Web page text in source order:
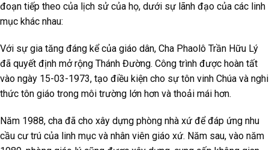
đoạn tiếp theo của lịch sử của họ, dưới sự lãnh đạo của các linh
mục khác nhau:
Với sự gia tăng đáng kể của giáo dân, Cha Phaolô Trần Hữu Lý
đã quyết định mở rộng Thánh Đường. Công trình được hoàn tất
vào ngày 15-03-1973, tạo điều kiện cho sự tôn vinh Chúa và nghi
thức tôn giáo trong môi trường lớn hơn và thoải mái hơn.
Năm 1988, cha đã cho xây dựng phòng nhà xứ để đáp ứng nhu
cầu cư trú của linh mục và nhân viên giáo xứ. Năm sau, vào năm